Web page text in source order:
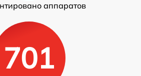
аппаратов
701